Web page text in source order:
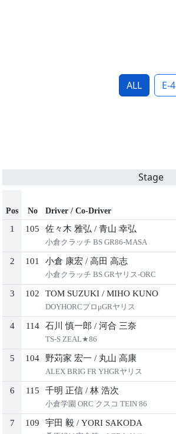
ALL E-4
Stage
Pos No Driver / Co-Driver
1 105 佐々木 雅弘 / 青山 幸弘
小倉クラッチ BS GR86-MASA
2 101 小倉 康宏 / 高田 高志
小倉クラッチ BS GRヤリス-ORC
3 102 TOM SUZUKI / MIHO KUNO
DOYHORCプロμGRヤリス
4 114 石川 慎一郎 / 河合 三奈
TS-S ZEAL★86
5 104 野苅家 宏一 / 丸山 高康
ALEX BRIG FR YHGRヤリス
6 115 千明 正信 / 林 浩次
小倉学園 ORC クスコ TEIN 86
7 109 宇田 毅 / YORI SAKODA